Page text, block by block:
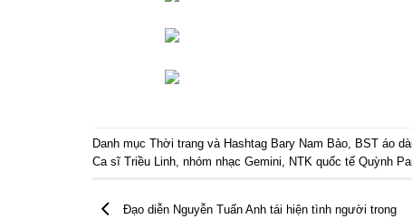
Danh mục Thời trang và Hashtag Bary Nam Bảo BST áo dài
Ca sĩ Triều Linh nhóm nhạc Gemini NTK quốc tế Quỳnh
Đạo diễn Nguyễn Tuấn Anh tái hiện tình người trong